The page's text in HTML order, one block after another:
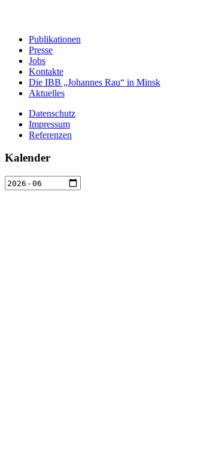
Publikationen
Presse
Jobs
Kontakte
Die IBB „Johannes Rau“ in Minsk
Aktuelles
Datenschutz
Impressum
Referenzen
Kalender